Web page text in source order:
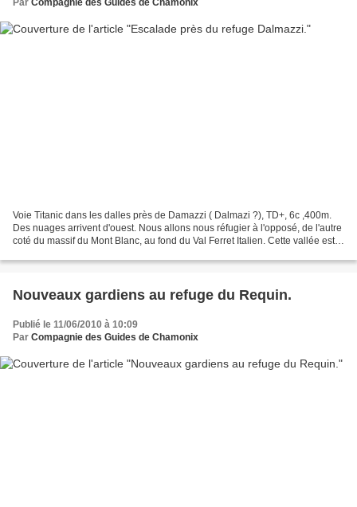
Voie Titanic dans les dalles près de Damazzi ( Dalmazi ?), TD+, 6c ,400m.
Des nuages arrivent d'ouest. Nous allons nous réfugier à l'opposé, de l'autre
coté du massif du Mont Blanc, au fond du Val Ferret Italien. Cette vallée est
Nouveaux gardiens au refuge du Requin.
Publié le 11/06/2010 à 10:09
Par Compagnie des Guides de Chamonix